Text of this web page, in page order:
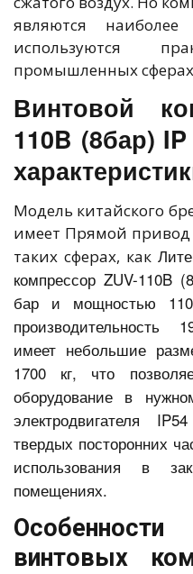
являются
используются
промышленных
Винтовой
110B (8бар)
Модель китайского
имеет Прямой
таких сферах, как
компрессор ZUV-110B
бар и мощностью
имеет небольшие
1700 кг, что
оборудование в
электродвигателя
твердых посторонних
использования в
помещениях.
винтовых